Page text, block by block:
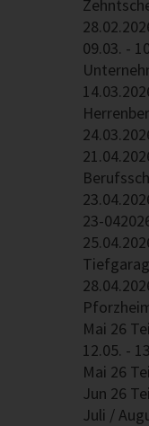
09.03. -
23-
Mai 26
12.05. -
Mai 26
Jun 26
Juli /